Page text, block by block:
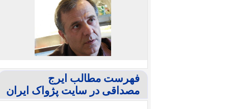
فهرست مطالب ایرج
مصداقی در سایت پژواک ایران